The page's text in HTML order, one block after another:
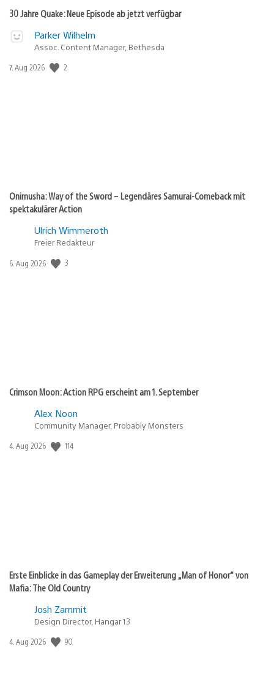
30 Jahre Quake: Neue Episode ab jetzt verfügbar
Parker Wilhelm
Assoc. Content Manager, Bethesda
Veröffentlichungsdatum:
7. Aug 2026 2
Onimusha: Way of the Sword – Legendäres Samurai-Comeback mit
spektakulärer Action
Ulrich Wimmeroth
Freier Redakteur
Veröffentlichungsdatum:
6. Aug 2026 3
Crimson Moon: Action RPG erscheint am 1. September
Alex Noon
Community Manager, Probably Monsters
Veröffentlichungsdatum:
4. Aug 2026 114
Erste Einblicke in das Gameplay der Erweiterung „Man of Honor“ von
Mafia: The Old Country
Josh Zammit
Design Director, Hangar 13
Veröffentlichungsdatum:
4. Aug 2026 90